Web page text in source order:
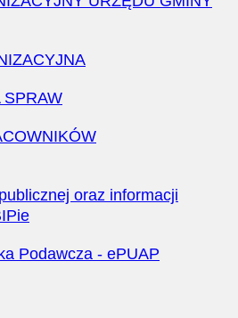
SPRAW
oraz informacji
Podawcza - ePUAP